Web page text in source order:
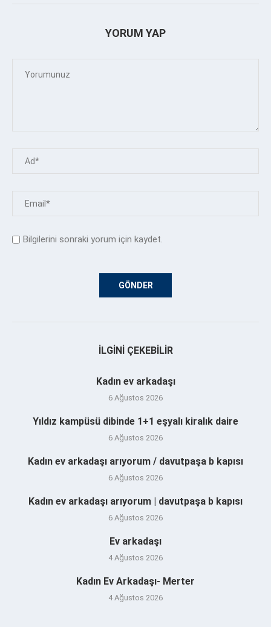
YORUM YAP
Bilgilerini sonraki yorum için kaydet.
İLGINI ÇEKEBILIR
Kadın ev arkadaşı
6 Ağustos 2026
Yıldız kampüsü dibinde 1+1 eşyalı kiralık daire
6 Ağustos 2026
Kadın ev arkadaşı arıyorum / davutpaşa b kapısı
6 Ağustos 2026
Kadın ev arkadaşı arıyorum | davutpaşa b kapısı
6 Ağustos 2026
Ev arkadaşı
4 Ağustos 2026
Kadın Ev Arkadaşı- Merter
4 Ağustos 2026